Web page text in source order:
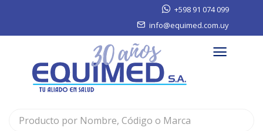
+598 91 074 099
info@equimed.com.uy